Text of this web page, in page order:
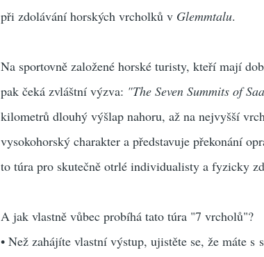
při zdolávání horských vrcholků v Glemmtalu.
Na sportovně založené horské turisty, kteří mají
pak čeká zvláštní výzva: "The Seven Summits of
kilometrů dlouhý výšlap nahoru, až na nejvyšší
vysokohorský charakter a představuje překonání
to túra pro skutečně otrlé individualisty a fyzicky
A jak vlastně vůbec probíhá tato túra "7 vrcholů"?
• Než zahájíte vlastní výstup, ujistěte se, že máte